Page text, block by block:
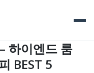
하이엔드 룸
BEST 5